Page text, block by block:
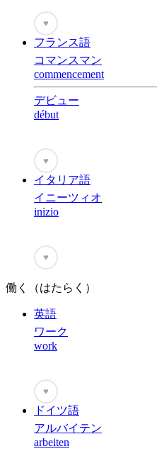
♥
フランス語
コマンスマン
commencement
デビュー
début
♥
イタリア語
イニーツィオ
inizio
♥
働く（はたらく）
英語
ワーク
work
♥
ドイツ語
アルバイテン
arbeiten